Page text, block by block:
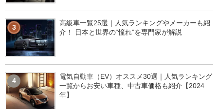
3
高級車一覧25選｜人気ランキングやメーカーも紹
介！ 日本と世界の“憧れ”を専門家が解説
4
電気自動車（EV）オススメ30選｜人気ランキング
一覧からお安い車種、中古車価格も紹介【2024
年】